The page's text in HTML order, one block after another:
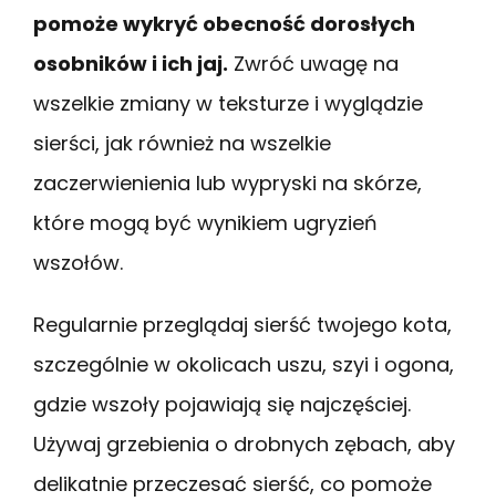
pomoże wykryć obecność dorosłych
osobników i ich jaj. Zwróć uwagę na
wszelkie zmiany w teksturze i wyglądzie
sierści, jak również na wszelkie
zaczerwienienia lub wypryski na skórze,
które mogą być wynikiem ugryzień
wszołów.
Regularnie przeglądaj sierść twojego kota,
szczególnie w okolicach uszu, szyi i ogona,
gdzie wszoły pojawiają się najczęściej.
Używaj grzebienia o drobnych zębach, aby
delikatnie przeczesać sierść, co pomoże